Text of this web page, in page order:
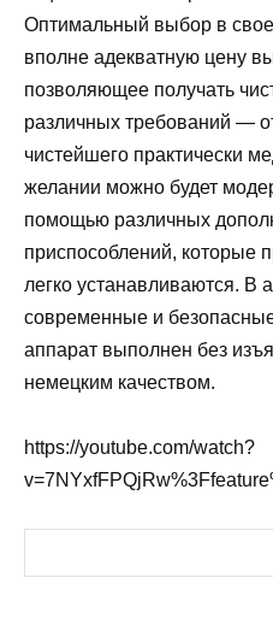
Оптимальный выбор в
вполне адекватную цену
позволяющее получать
различных требований —
чистейшего практически
желании можно будет
помощью различных
приспособлений, которые
легко устанавливаются. В
современные и
аппарат выполнен без
немецким качеством.
https://youtube.com/watch?